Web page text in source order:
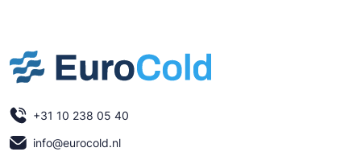
+31 10 238 05 40
info@eurocold.nl